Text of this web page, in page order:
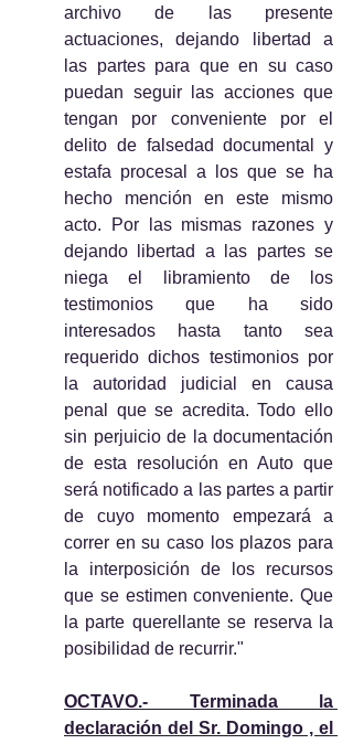
archivo de las presente
actuaciones, dejando libertad a
las partes para que en su caso
puedan seguir las acciones que
tengan por conveniente por el
delito de falsedad documental y
estafa procesal a los que se ha
hecho mención en este mismo
acto. Por las mismas razones y
dejando libertad a las partes se
niega el libramiento de los
testimonios que ha sido
interesados hasta tanto sea
requerido dichos testimonios por
la autoridad judicial en causa
penal que se acredita. Todo ello
sin perjuicio de la documentación
de esta resolución en Auto que
será notificado a las partes a partir
de cuyo momento empezará a
correr en su caso los plazos para
la interposición de los recursos
que se estimen conveniente. Que
la parte querellante se reserva la
posibilidad de recurrir."
OCTAVO.- Terminada la
declaración del Sr. Domingo , el